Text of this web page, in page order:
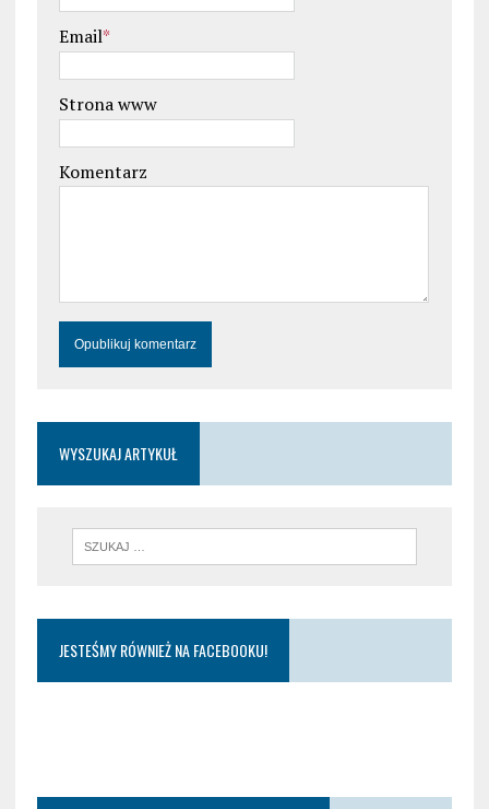
Email*
Strona www
Komentarz
WYSZUKAJ ARTYKUŁ
JESTEŚMY RÓWNIEŻ NA FACEBOOKU!